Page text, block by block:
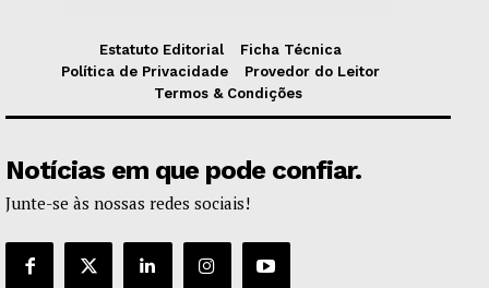
Estatuto Editorial
Ficha Técnica
Política de Privacidade
Provedor do Leitor
Termos & Condições
Notícias em que pode confiar.
Junte-se às nossas redes sociais!